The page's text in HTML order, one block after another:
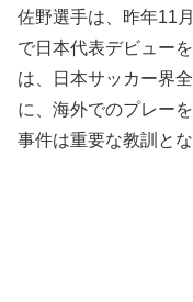
佐野選手は、昨年11
で日本代表デビュー
は、日本サッカー界
に、海外でのプレー
事件は重要な教訓とな